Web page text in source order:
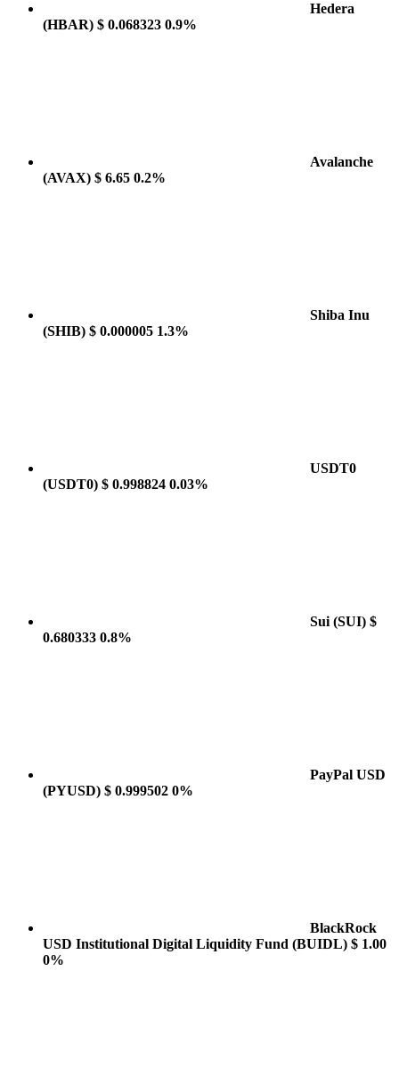
Hedera
(HBAR) $ 0.068323 0.9%
Avalanche
(AVAX) $ 6.65 0.2%
Shiba Inu
(SHIB) $ 0.000005 1.3%
USDT0
(USDT0) $ 0.998824 0.03%
Sui (SUI) $
0.680333 0.8%
PayPal USD
(PYUSD) $ 0.999502 0%
BlackRock
USD Institutional Digital Liquidity Fund (BUIDL) $ 1.00
0%